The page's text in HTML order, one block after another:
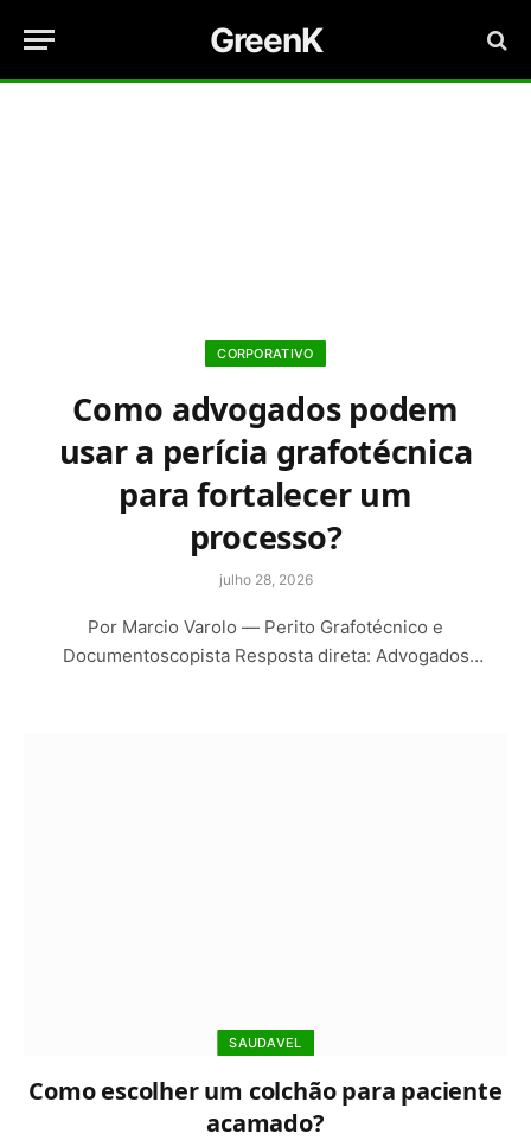
GreenK
CORPORATIVO
Como advogados podem
usar a perícia grafotécnica
para fortalecer um
processo?
julho 28, 2026
Por Marcio Varolo — Perito Grafotécnico e
Documentoscopista Resposta direta: Advogados
SAUDAVEL
Como escolher um colchão para paciente
acamado?